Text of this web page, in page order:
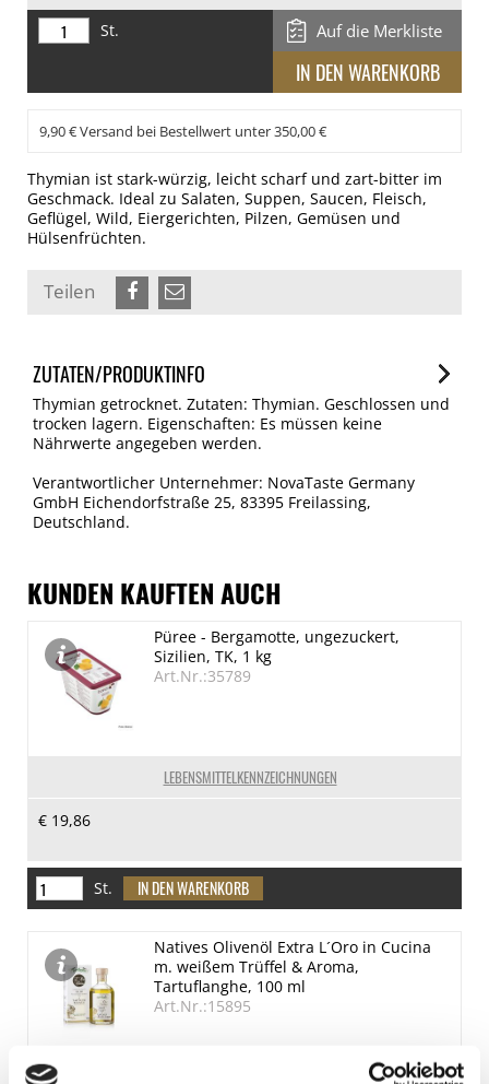
St.
Auf die Merkliste
9,90 € Versand bei Bestellwert unter 350,00 €
Thymian ist stark-würzig, leicht scharf und zart-bitter im
Geschmack. Ideal zu Salaten, Suppen, Saucen, Fleisch,
Geflügel, Wild, Eiergerichten, Pilzen, Gemüsen und
Hülsenfrüchten.
Teilen
ZUTATEN/PRODUKTINFO
Thymian getrocknet. Zutaten: Thymian. Geschlossen und
trocken lagern. Eigenschaften: Es müssen keine
Nährwerte angegeben werden.
Verantwortlicher Unternehmer: NovaTaste Germany
GmbH Eichendorfstraße 25, 83395 Freilassing,
Deutschland.
KUNDEN KAUFTEN AUCH
LEBENSMITTELKENNZEICHNUNGEN
Püree - Bergamotte, ungezuckert,
Sizilien, TK, 1 kg
Art.Nr.:35789
€ 19,86
St.
Natives Olivenöl Extra L´Oro in Cucina
m. weißem Trüffel & Aroma,
Tartuflanghe, 100 ml
Art.Nr.:15895